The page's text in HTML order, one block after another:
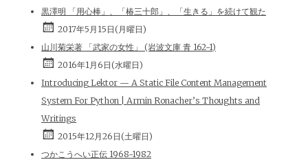
黒澤明 「用心棒」、「椿三十郎」、「生きる」を続けて観た
2017年5月15日(月曜日)
山川菊栄著 「武家の女性」 (岩波文庫 青 162-1)
2016年1月6日(水曜日)
Introducing Lektor — A Static File Content Management
System For Python | Armin Ronacher’s Thoughts and
Writings
2015年12月26日(土曜日)
つかこうへい正伝 1968-1982